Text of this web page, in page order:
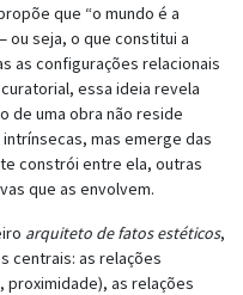
que “o mundo é a
seja, o que constitui a
as configurações relacionais
essa ideia revela
de uma obra não reside
mas emerge das
constrói entre ela, outras
que as envolvem.
arquiteto de fatos estéticos,
centrais: as relações
proximidade), as relações